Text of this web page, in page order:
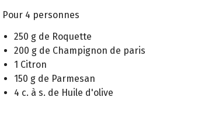
Pour 4 personnes
250 g de Roquette
200 g de Champignon de paris
1 Citron
150 g de Parmesan
4 c. à s. de Huile d'olive